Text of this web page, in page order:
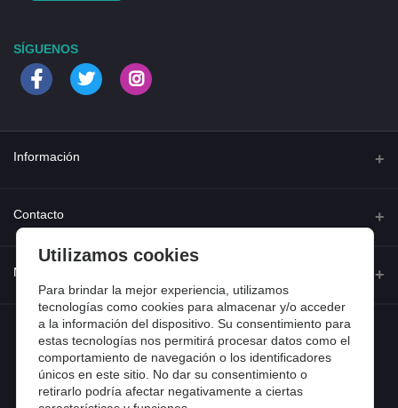
SÍGUENOS
Información
Quienes somos
Preguntas frecuentes
Entradas de blog
Contacto
Calle Ferraz 42, Madrid
Teléfono
918 13 81 81
Email
Mi cuenta
Iniciar sesión
Historial de pedidos
Mi lista de compra
Utilizamos cookies
Para brindar la mejor experiencia, utilizamos
tecnologías como cookies para almacenar y/o acceder
a la información del dispositivo. Su consentimiento para
estas tecnologías nos permitirá procesar datos como el
comportamiento de navegación o los identificadores
únicos en este sitio. No dar su consentimiento o
retirarlo podría afectar negativamente a ciertas